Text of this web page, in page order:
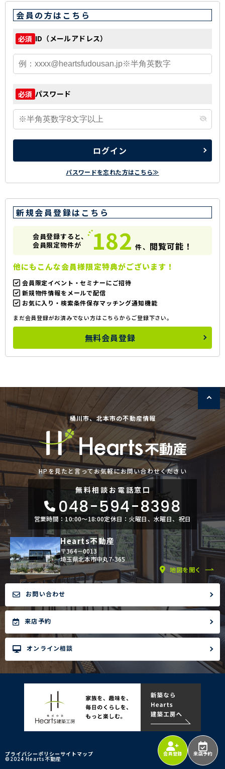
会員の方はこちら
必須 ID（メールアドレス）
必須 パスワード
ログイン
パスワードを忘れた方はこちら≫
新規会員登録はこちら
会員登録すると、
会員限定物件が
182 件、 閲覧可能！
他にもこんな会員様限定特典がございます！
会員限定イベント・セミナーにご招待
新規物件情報をメールで配信
お気に入り・検索条件保存マッチング通知機能
まだ会員登録がお済みでない方はこちらからご登録下さい。
無料会員登録
会員登録 来店予約
桶川市、北本市の不動産情報
HPを見たと言ってお気軽にお問い合わせください
無料相談お電話窓口
048-594-8398
営業時間：10:00〜18:00定休日：火曜日、水曜日、祝日
Hearts不動産
〒364－0013
埼玉県北本市中丸7-365
地図を開く
お問い合わせ
来店予約
オンライン相談
プライバシーポリシー サイトマップ
©2024 Hearts不動産